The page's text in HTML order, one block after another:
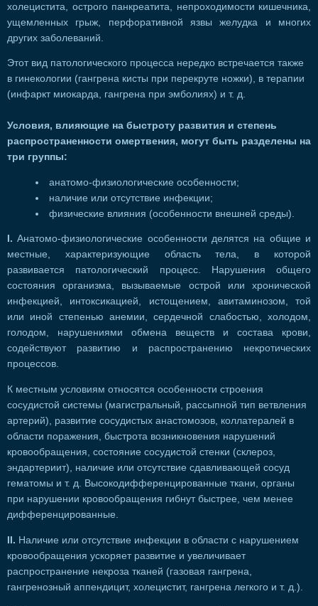
холецистита, острого панкреатита, непроходимости кишечника,
ущемленных грыж, перфоративной язвы желудка и многих
других заболеваний.
Этот вид патологического процесса нередко встречается также
в гинекологии (гангрена кисты при перекруте ножки), в терапии
(инфаркт миокарда, гангрена при эмболиях) и т. д.
Условия, влияющие на быстроту развития и степень
распространенности омертвения, могут быть разделены на
три группы:
анатомо-физиологические особенности;
наличие или отсутствие инфекции;
физические влияния (особенности внешней среды).
I.Анатомо-физиологические особенности делятся на общие и
местные, характеризующие область тела, в которой
развивается патологический процесс. Нарушения общего
состояния организма, вызываемые острой или хронической
инфекцией, интоксикацией, истощением, авитаминозом, той
или иной степенью анемии, сердечной слабостью, холодом,
голодом, нарушениями обмена веществ и состава крови,
содействуют развитию и распространению некротических
процессов.
К местным условиям относятся особенности строения
сосудистой системы (магистральный, рассыпной тип ветвления
артерий), развитие сосудистых анастомозов, коллатералей в
области поражения, быстрота возникновения нарушений
кровообращения, состояние сосудистой стенки (склероз,
эндартериит), наличие или отсутствие сдавливающей сосуд
гематомы и т. д. Высокодифференцированные ткани, органы
при нарушении кровообращения гибнут быстрее, чем менее
дифференцированные.
II. Наличие или отсутствие инфекции в области с нарушением
кровообращения ускоряет развитие и увеличивает
распространение некроза тканей (газовая гангрена,
гангренозный аппендицит, холецистит, гангрена легкого и т. д.).